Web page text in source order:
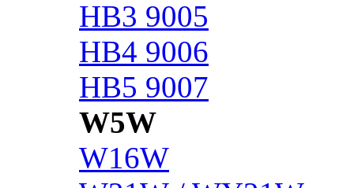
HB3 9005
HB4 9006
HB5 9007
W5W
W16W